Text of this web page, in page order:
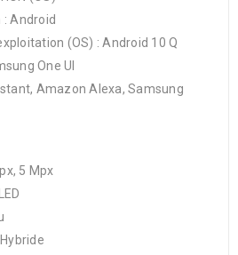
Android
(OS) : Android 10 Q
One UI
Amazon Alexa, Samsung
5 Mpx